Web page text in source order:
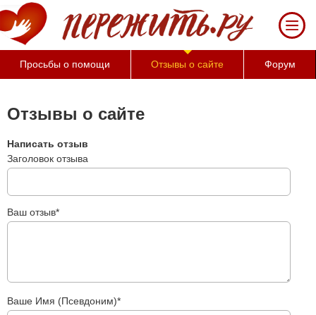
За 50 минут Вы можете оценить тяжесть
своего состояния и его психологические
причины (бесплатно)
Просьбы о помощи Отзывы о сайте Форум
Отзывы о сайте
Написать отзыв
Заголовок отзыва
Ваш отзыв*
Ваше Имя (Псевдоним)*